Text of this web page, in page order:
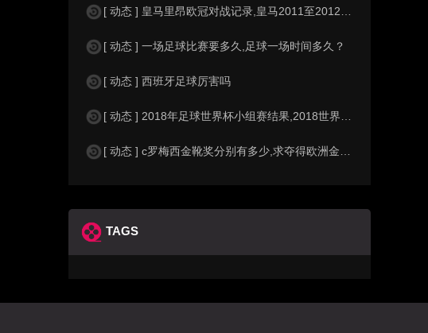
[ 动态 ] 皇马里昂欧冠对战记录,皇马2011至2012欧冠赛程&nbs
[ 动态 ] 一场足球比赛要多久,足球一场时间多久？
[ 动态 ] 西班牙足球厉害吗
[ 动态 ] 2018年足球世界杯小组赛结果,2018世界杯中国进入a组
[ 动态 ] c罗梅西金靴奖分别有多少,求夺得欧洲金靴奖与各大联赛金靴奖最
TAGS